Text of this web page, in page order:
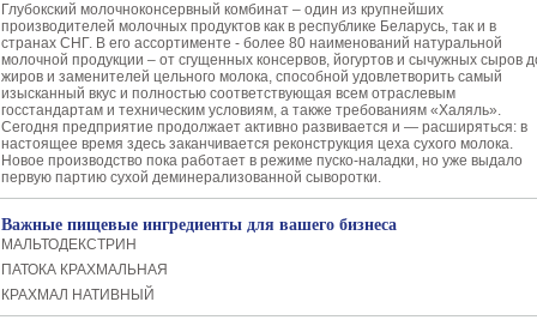
Глубокский молочноконсервный комбинат – один из крупнейших
производителей молочных продуктов как в республике Беларусь, так и в
странах СНГ. В его ассортименте - более 80 наименований натуральной
молочной продукции – от сгущенных консервов, йогуртов и сычужных сыров
жиров и заменителей цельного молока, способной удовлетворить самый
изысканный вкус и полностью соответствующая всем отраслевым
госстандартам и техническим условиям, а также требованиям «Халяль».
Сегодня предприятие продолжает активно развивается и — расширяться: в
настоящее время здесь заканчивается реконструкция цеха сухого молока.
Новое производство пока работает в режиме пуско-наладки, но уже выдало
первую партию сухой деминерализованной сыворотки.
Важные пищевые ингредиенты для вашего бизнеса
МАЛЬТОДЕКСТРИН
ПАТОКА КРАХМАЛЬНАЯ
КРАХМАЛ НАТИВНЫЙ